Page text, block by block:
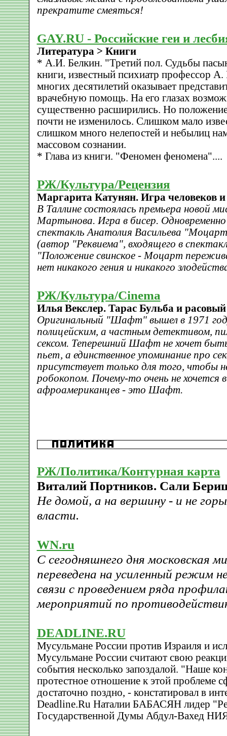
прекратите смеяться!
GAY.RU - Российские геи и
Литература > Книги
* А.И. Белкин. "Третий пол. Судьбы
книги, известный психиатр профессор А.
многих десятилетий оказывает
врачебную помощь. На его глазах
существенно расширились. Но
почти не изменилось. Слишком мало
слишком много нелепостей и небылиц
массовом сознании.
* Глава из книги. "Феномен феномена"....
РЖ/Культура/Рецензия
Маргарита Катунян. Игра человеков и
В Таллине состоялась премьера новой
Мартынова. Игра в бисер.
спектакль Анатолия Васильева
(автор "Реквиема", входящего в
"Положение свинское - Моцарт
нет никакого гения и никакого
РЖ/Культура/Cinema
Илья Векслер. Тарас Бульба и
Оригинальный "Шафт" вышел в 1971
полицейским, а частным детективом,
сексом. Теперешний Шафт не хочет
пьет, а единственное упоминание про
присутствует только для того, чтобы
робокопом. Почему-то очень не хочется
афроамериканцев - это Шафт.
РЖ/Политика/Контурная карта
Виталий Портников. Сали
Не домой, а на вершину - и не
власти.
WN.ru
С сегодняшнего дня московская
переведена на усиленный режим
связи с проведением ряда
мероприятий по
DEADLINE.RU
Мусульмане России против Израиля и
Мусульмане России считают свою
события несколько запоздалой. "Наше
протестное отношение к этой проблеме
достаточно поздно, - констатировал в
Deadline.Ru Наталии БАБАСЯН лидер
Государственной Думы Абдул-Вахед